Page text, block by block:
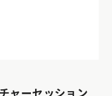
ャーセッション